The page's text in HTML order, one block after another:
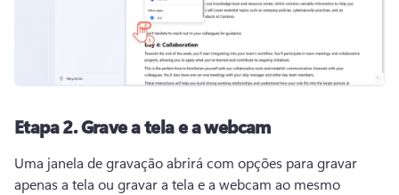
Etapa 2.Grave a tela e a webcam
Uma janela de gravação abrirá com opções para gravar
apenas a tela ou gravar a tela e a webcam ao mesmo